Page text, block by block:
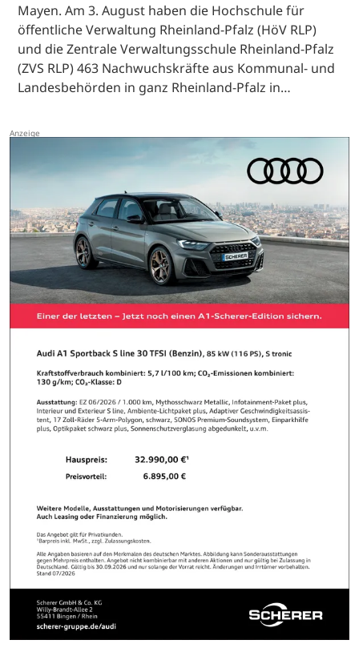
Mayen. Am 3. August haben die Hochschule für
öffentliche Verwaltung Rheinland-Pfalz (HöV RLP)
und die Zentrale Verwaltungsschule Rheinland-Pfalz
(ZVS RLP) 463 Nachwuchskräfte aus Kommunal- und
Landesbehörden in ganz Rheinland-Pfalz in…